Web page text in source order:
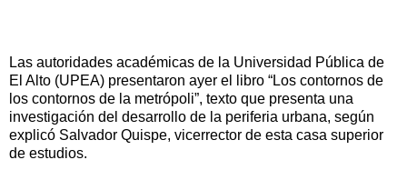
Las autoridades académicas de la Universidad Pública de
El Alto (UPEA) presentaron ayer el libro “Los contornos de
los contornos de la metrópoli”, texto que presenta una
investigación del desarrollo de la periferia urbana, según
explicó Salvador Quispe, vicerrector de esta casa superior
de estudios.